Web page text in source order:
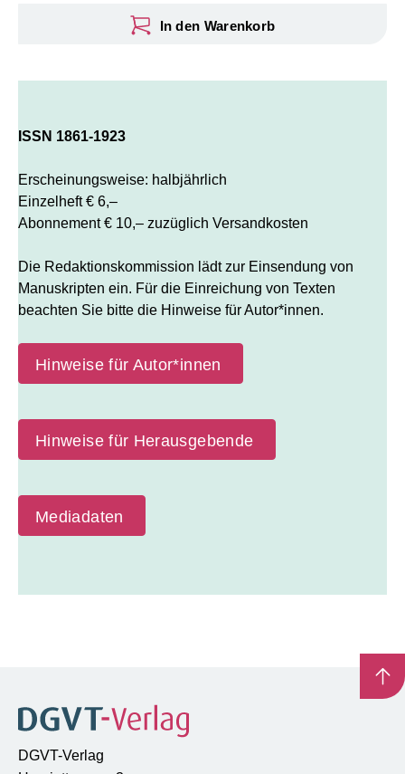
In den Warenkorb
ISSN 1861-1923
Erscheinungsweise: halbjährlich
Einzelheft € 6,–
Abonnement € 10,– zuzüglich Versandkosten
Die Redaktionskommission lädt zur Einsendung von
Manuskripten ein. Für die Einreichung von Texten
beachten Sie bitte die Hinweise für Autor*innen.
Hinweise für Autor*innen
Hinweise für Herausgebende
Mediadaten
DGVT-Verlag